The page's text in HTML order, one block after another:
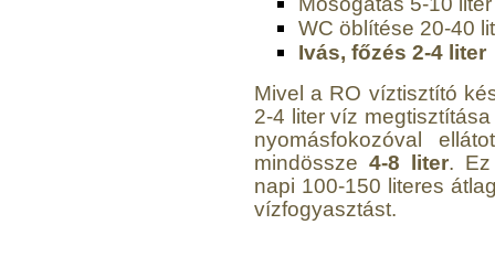
WC öblítése 20-40
Ivás, főzés 2-4 liter
Mivel a RO víztisztító
2-4 liter víz
nyomásfokozóval
mindössze4-8 liter. Ez
napi 100-150 literes
vízfogyasztást.